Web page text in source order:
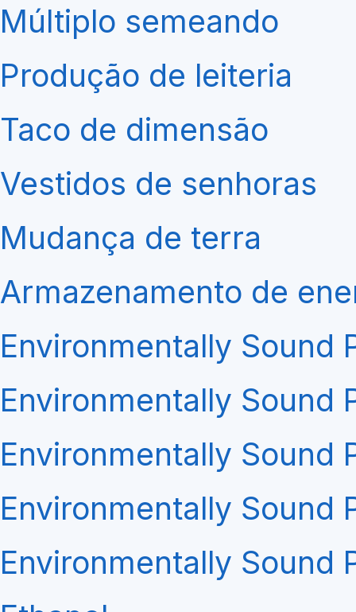
Múltiplo semeando
Produção de leiteria
Taco de dimensão
Vestidos de senhoras
Mudança de terra
Armazenamento de
Environmentally Sound
Environmentally Sound
Environmentally Sound
Environmentally Sound
Environmentally Sound